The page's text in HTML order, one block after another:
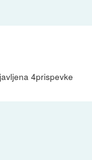
4prispevke